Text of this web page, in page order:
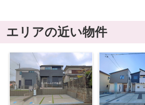
エリアの近い物件